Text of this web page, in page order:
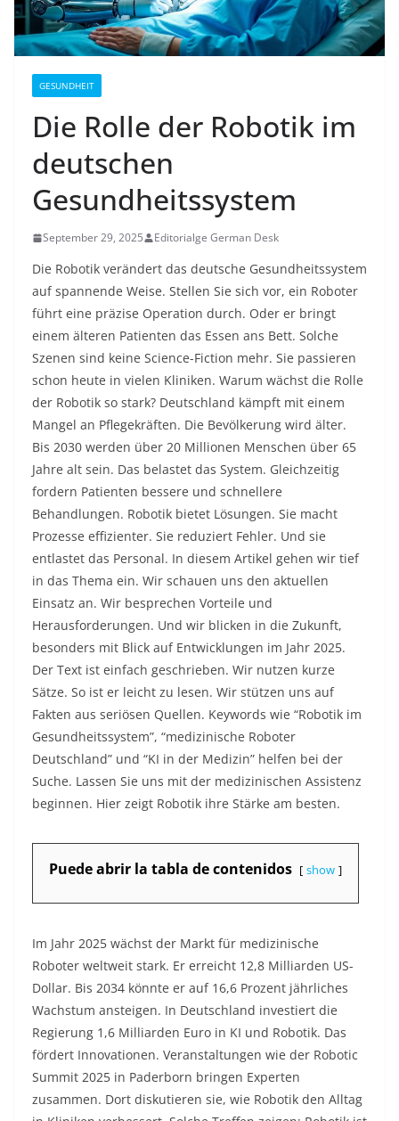
GESUNDHEIT
Die Rolle der Robotik im
deutschen
Gesundheitssystem
September 29, 2025 Editorialge German Desk
Die Robotik verändert das deutsche Gesundheitssystem
auf spannende Weise. Stellen Sie sich vor, ein Roboter
führt eine präzise Operation durch. Oder er bringt
einem älteren Patienten das Essen ans Bett. Solche
Szenen sind keine Science-Fiction mehr. Sie passieren
schon heute in vielen Kliniken. Warum wächst die Rolle
der Robotik so stark? Deutschland kämpft mit einem
Mangel an Pflegekräften. Die Bevölkerung wird älter.
Bis 2030 werden über 20 Millionen Menschen über 65
Jahre alt sein. Das belastet das System. Gleichzeitig
fordern Patienten bessere und schnellere
Behandlungen. Robotik bietet Lösungen. Sie macht
Prozesse effizienter. Sie reduziert Fehler. Und sie
entlastet das Personal. In diesem Artikel gehen wir tief
in das Thema ein. Wir schauen uns den aktuellen
Einsatz an. Wir besprechen Vorteile und
Herausforderungen. Und wir blicken in die Zukunft,
besonders mit Blick auf Entwicklungen im Jahr 2025.
Der Text ist einfach geschrieben. Wir nutzen kurze
Sätze. So ist er leicht zu lesen. Wir stützen uns auf
Fakten aus seriösen Quellen. Keywords wie “Robotik im
Gesundheitssystem”, “medizinische Roboter
Deutschland” und “KI in der Medizin” helfen bei der
Suche. Lassen Sie uns mit der medizinischen Assistenz
beginnen. Hier zeigt Robotik ihre Stärke am besten.
Puede abrir la tabla de contenidos show
Im Jahr 2025 wächst der Markt für medizinische
Roboter weltweit stark. Er erreicht 12,8 Milliarden US-
Dollar. Bis 2034 könnte er auf 16,6 Prozent jährliches
Wachstum ansteigen. In Deutschland investiert die
Regierung 1,6 Milliarden Euro in KI und Robotik. Das
fördert Innovationen. Veranstaltungen wie der Robotic
Summit 2025 in Paderborn bringen Experten
zusammen. Dort diskutieren sie, wie Robotik den Alltag